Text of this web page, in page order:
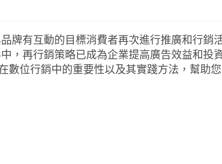
牌有互動的目標消費者再次進行推廣和行銷
，再行銷策略已成為企業提高廣告效益和投
數位行銷中的重要性以及其實踐方法，幫助您